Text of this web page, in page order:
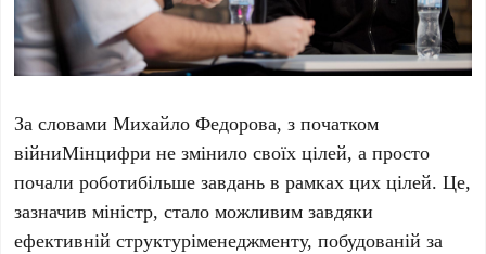
За словами Михайло Федорова, з початком
війниМінцифри не змінило своїх цілей, а просто
почали роботибільше завдань в рамках цих цілей. Це,
зазначив міністр, стало можливим завдяки
ефективній структуріменеджменту, побудованій за